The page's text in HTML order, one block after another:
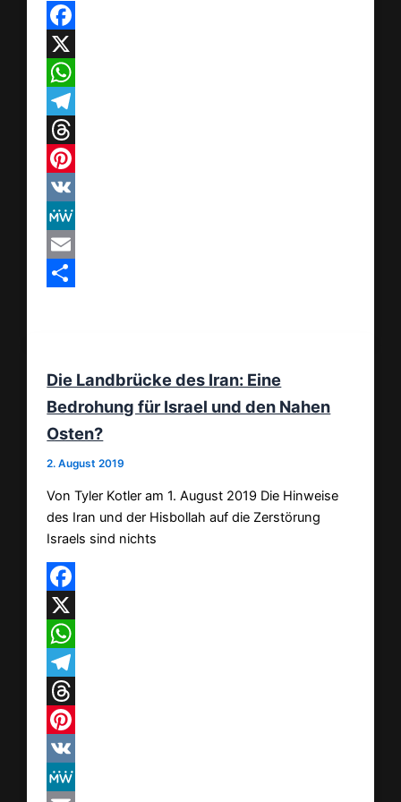
Facebook
X
WhatsApp
Telegram
Threads
Pinterest
VK
MeWe
Email
Die Landbrücke des Iran: Eine
Bedrohung für Israel und den Nahen
Osten?
2. August 2019
Von Tyler Kotler am 1. August 2019 Die Hinweise
des Iran und der Hisbollah auf die Zerstörung
Israels sind nichts
Facebook
X
WhatsApp
Telegram
Threads
Pinterest
VK